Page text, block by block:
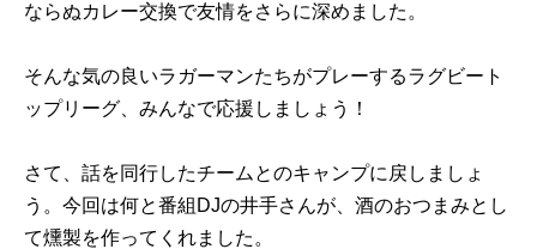
ならぬカレー交換で友情をさらに深めました。
そんな気の良いラガーマンたちがプレーするラグビート
ップリーグ、みんなで応援しましょう！
さて、話を同行したチームとのキャンプに戻しましょ
う。今回は何と番組DJの井手さんが、酒のおつまみとし
て燻製を作ってくれました。